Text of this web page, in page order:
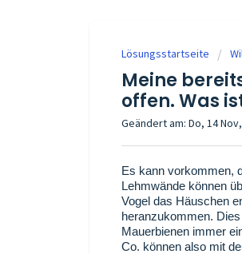
Lösungsstartseite
Meine
offen. Was
Geändert am: Do, 14 Nov,
Es kann vorkommen,
Lehmwände können
Vogel das Häuschen
heranzukommen.
Mauerbienen immer
Co. können also mit